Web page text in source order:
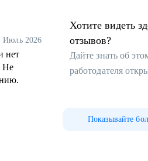
Июль 2026
нет
Не
Хотите видеть
отзывов?
Дайте знать об
работодателя
Показывайте